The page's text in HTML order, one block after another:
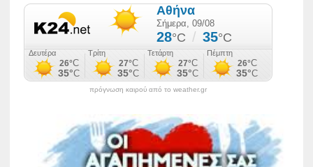
πρόγνωση καιρού από το weather.gr